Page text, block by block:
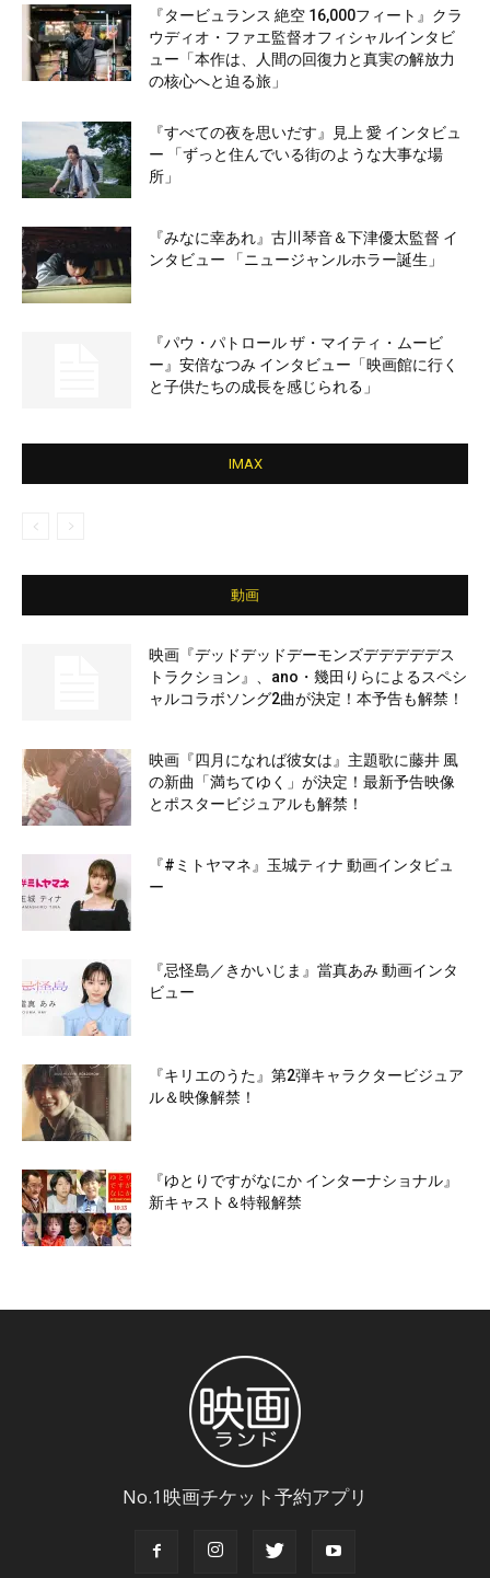
『タービュランス 絶空 16,000フィート』クラ
ウディオ・ファエ監督オフィシャルインタビ
ュー「本作は、人間の回復力と真実の解放力
の核心へと迫る旅」
『すべての夜を思いだす』見上 愛 インタビュ
ー 「ずっと住んでいる街のような大事な場
所」
『みなに幸あれ』古川琴音＆下津優太監督 イ
ンタビュー 「ニュージャンルホラー誕生」
『パウ・パトロール ザ・マイティ・ムービ
ー』安倍なつみ インタビュー「映画館に行く
と子供たちの成長を感じられる」
IMAX
動画
映画『デッドデッドデーモンズデデデデデス
トラクション』、ano・幾田りらによるスペシ
ャルコラボソング2曲が決定！本予告も解禁！
映画『四月になれば彼女は』主題歌に藤井 風
の新曲「満ちてゆく」が決定！最新予告映像
とポスタービジュアルも解禁！
『#ミトヤマネ』玉城ティナ 動画インタビュ
ー
『忌怪島／きかいじま』當真あみ 動画インタ
ビュー
『キリエのうた』第2弾キャラクタービジュア
ル＆映像解禁！
『ゆとりですがなにか インターナショナル』
新キャスト＆特報解禁
No.1映画チケット予約アプリ